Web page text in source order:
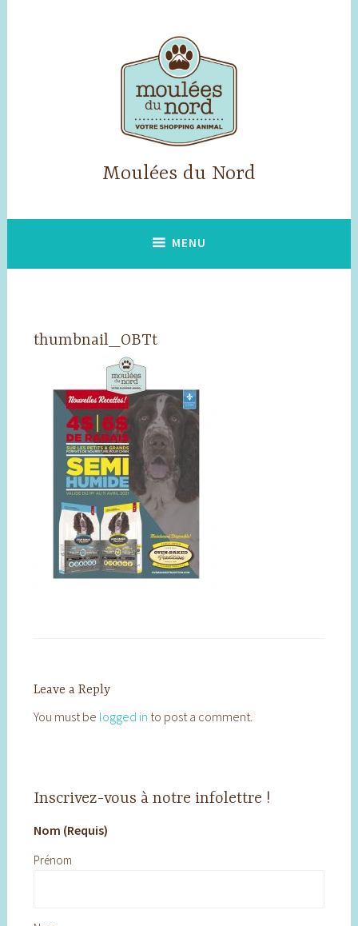
Moulées du Nord
MENU
thumbnail_OBTt
Leave a Reply
You must be logged in to post a comment.
Inscrivez-vous à notre infolettre !
Nom (Requis)
Prénom